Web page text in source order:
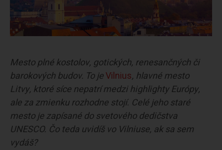
Mesto plné kostolov, gotických, renesančných či
barokových budov. To jeVilnius, hlavné mesto
Litvy, ktoré síce nepatrí medzi highlighty Európy,
ale za zmienku rozhodne stojí. Celé jeho staré
mesto je zapísané do svetového dedičstva
UNESCO. Čo teda uvidíš vo Vilniuse, ak sa sem
vydáš?